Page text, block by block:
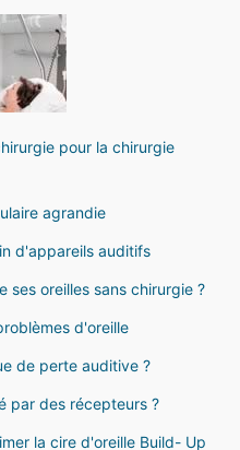
pour la chirurgie
agrandie
d'appareils auditifs
ses oreilles sans chirurgie ?
d'oreille
de perte auditive ?
par des récepteurs ?
la cire d'oreille Build- Up